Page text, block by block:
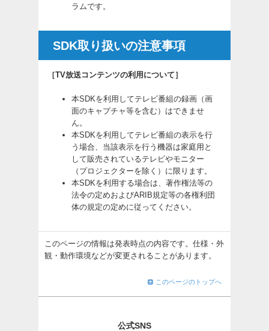
ラムです。
SDK取り扱いの注意事項
［TV放送コンテンツの利用について］
本SDKを利用してテレビ番組の録画（画
面のキャプチャ等を含む）はできませ
ん。
本SDKを利用してテレビ番組の表示を行
う場合、当該表示を行う機器は家庭用と
して販売されているテレビやモニター
（プロジェクターを除く）に限ります。
本SDKを利用する場合は、著作権法等の
法令の定めおよびARIB規定等の各権利団
体の規定の定めに従ってください。
このページの情報は発表時点の内容です。仕様・外
観・動作環境などが変更されることがあります。
このページのトップへ
公式SNS